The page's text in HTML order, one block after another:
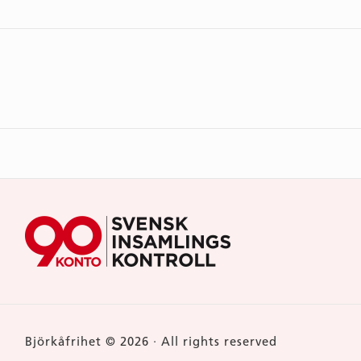
Björkåfrihet © 2026 · All rights reserved